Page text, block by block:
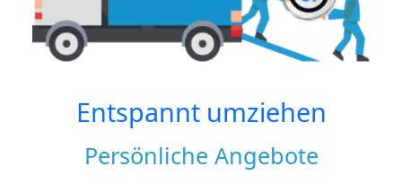
Entspannt umziehen
Persönliche Angebote